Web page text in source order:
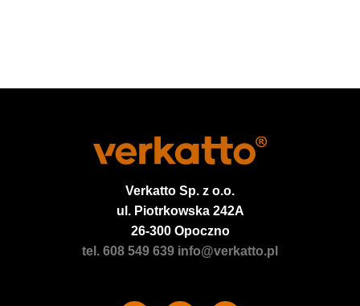
Verkatto Sp. z o.o.
ul. Piotrkowska 242A
26-300 Opoczno
tel. 608 549 639 info@verkatto.pl